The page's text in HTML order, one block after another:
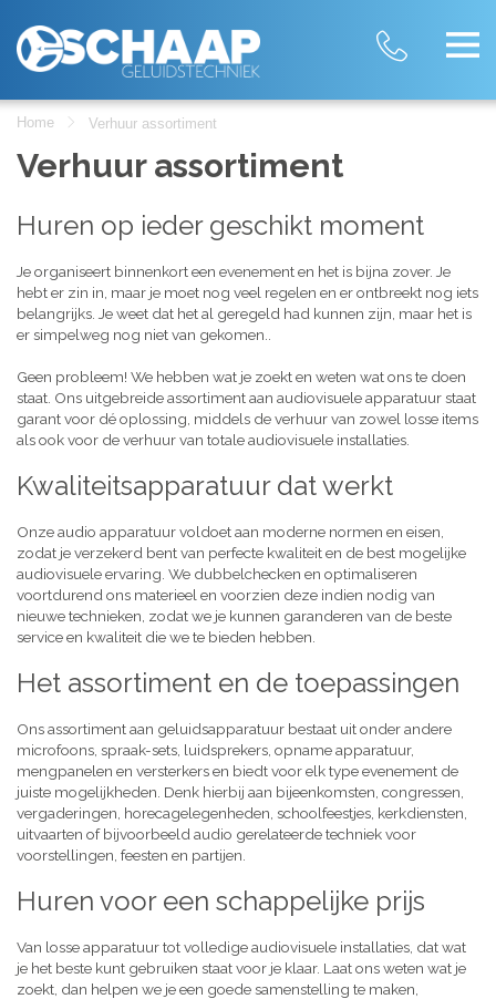
Home Verhuur assortiment
Verhuur assortiment
Huren op ieder geschikt moment
Je organiseert binnenkort een evenement en het is bijna zover. Je
hebt er zin in, maar je moet nog veel regelen en er ontbreekt nog iets
belangrijks. Je weet dat het al geregeld had kunnen zijn, maar het is
er simpelweg nog niet van gekomen..
Geen probleem! We hebben wat je zoekt en weten wat ons te doen
staat. Ons uitgebreide assortiment aan audiovisuele apparatuur staat
garant voor dé oplossing, middels de verhuur van zowel losse items
als ook voor de verhuur van totale audiovisuele installaties.
Kwaliteitsapparatuur dat werkt
Onze audio apparatuur voldoet aan moderne normen en eisen,
zodat je verzekerd bent van perfecte kwaliteit en de best mogelijke
audiovisuele ervaring. We dubbelchecken en optimaliseren
voortdurend ons materieel en voorzien deze indien nodig van
nieuwe technieken, zodat we je kunnen garanderen van de beste
service en kwaliteit die we te bieden hebben.
Het assortiment en de toepassingen
Ons assortiment aan geluidsapparatuur bestaat uit onder andere
microfoons, spraak-sets, luidsprekers, opname apparatuur,
mengpanelen en versterkers en biedt voor elk type evenement de
juiste mogelijkheden. Denk hierbij aan bijeenkomsten, congressen,
vergaderingen, horecagelegenheden, schoolfeestjes, kerkdiensten,
uitvaarten of bijvoorbeeld audio gerelateerde techniek voor
voorstellingen, feesten en partijen.
Huren voor een schappelijke prijs
Van losse apparatuur tot volledige audiovisuele installaties, dat wat
je het beste kunt gebruiken staat voor je klaar. Laat ons weten wat je
zoekt, dan helpen we je een goede samenstelling te maken,